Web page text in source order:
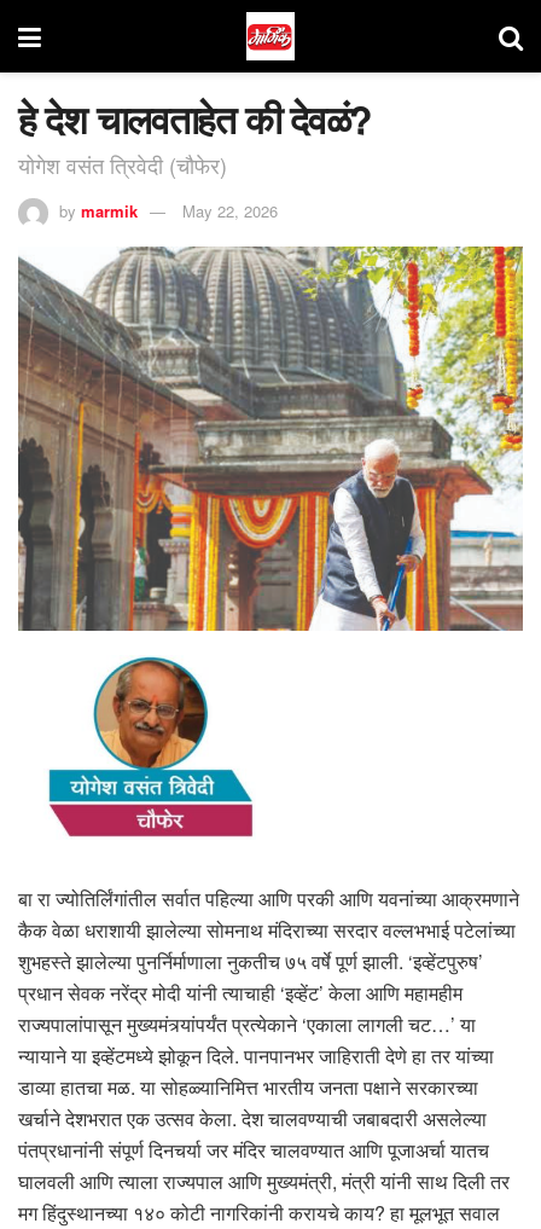
हे देश चालवताहेत की देवळं?
योगेश वसंत त्रिवेदी (चौफेर)
by marmik May 22, 2026
बा रा ज्योतिर्लिंगांतील सर्वात पहिल्या आणि परकी आणि यवनांच्या आक्रमणाने
कैक वेळा धराशायी झालेल्या सोमनाथ मंदिराच्या सरदार वल्लभभाई पटेलांच्या
शुभहस्ते झालेल्या पुनर्निर्माणाला नुकतीच ७५ वर्षे पूर्ण झाली. ‘इव्हेंटपुरुष’
प्रधान सेवक नरेंद्र मोदी यांनी त्याचाही ‘इव्हेंट’ केला आणि महामहीम
राज्यपालांपासून मुख्यमंत्र्यांपर्यंत प्रत्येकाने ‘एकाला लागली चट…’ या
न्यायाने या इव्हेंटमध्ये झोकून दिले. पानपानभर जाहिराती देणे हा तर यांच्या
डाव्या हातचा मळ. या सोहळ्यानिमित्त भारतीय जनता पक्षाने सरकारच्या
खर्चाने देशभरात एक उत्सव केला. देश चालवण्याची जबाबदारी असलेल्या
पंतप्रधानांनी संपूर्ण दिनचर्या जर मंदिर चालवण्यात आणि पूजाअर्चा यातच
घालवली आणि त्याला राज्यपाल आणि मुख्यमंत्री, मंत्री यांनी साथ दिली तर
मग हिंदुस्थानच्या १४० कोटी नागरिकांनी करायचे काय? हा मूलभूत सवाल